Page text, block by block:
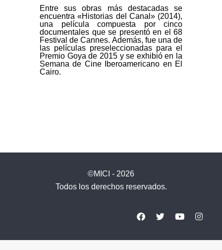
Entre sus obras más destacadas se
encuentra «Historias del Canal» (2014),
una película compuesta por cinco
documentales que se presentó en el 68
Festival de Cannes. Además, fue una de
las películas preseleccionadas para el
Premio Goya de 2015 y se exhibió en la
Semana de Cine Iberoamericano en El
Cairo.
©MICI - 2026
Todos los derechos reservados.